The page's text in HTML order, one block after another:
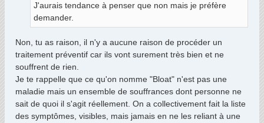
J'aurais tendance à penser que non mais je préfère
demander.
Non, tu as raison, il n'y a aucune raison de procéder un
traitement préventif car ils vont surement très bien et ne
souffrent de rien.
Je te rappelle que ce qu'on nomme "Bloat" n'est pas une
maladie mais un ensemble de souffrances dont personne ne
sait de quoi il s'agit réellement. On a collectivement fait la liste
des symptômes, visibles, mais jamais en ne les reliant à une